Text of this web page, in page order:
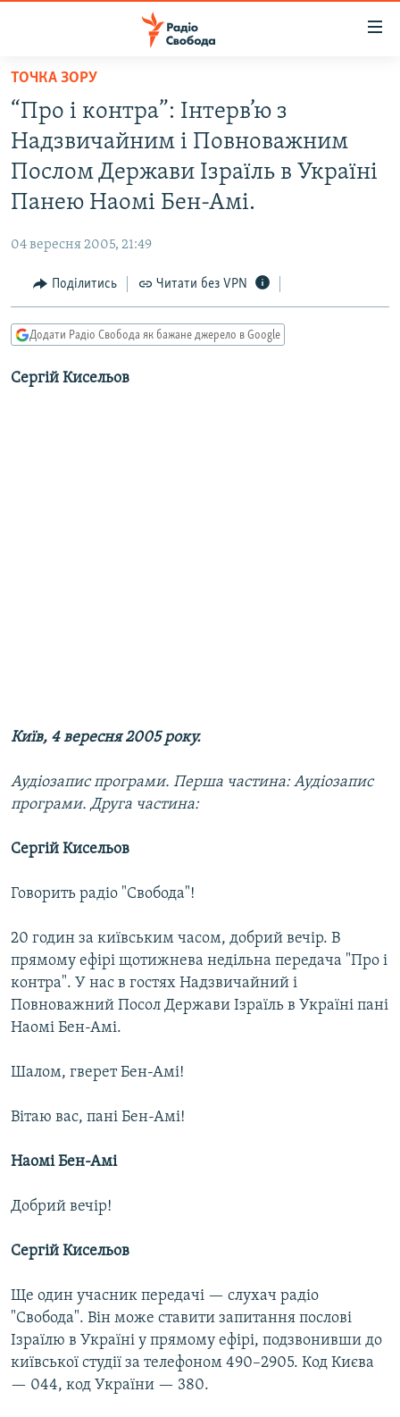
Перейти
основного
матеріалу
Перейти
до
основної
Перейти
пошуку
РАДІО СВОБОДА – 70 РОКІВ
ВСЕ ЗА ДОБУ
СТАТТІ
СУСПІЛЬСТВО
КУЛЬТУРА
СПОРТ
СВІТ
ВІЙНА
ДОНБАС.РЕАЛІЇ
КРИМ.РЕАЛІЇ
ТИ ЯК?
КИТАЙ.ВИКЛИКИ
Усі сайти RFE/RL
ТОЧКА ЗОРУ
“Про і контра”: Інтерв’ю з
Надзвичайним і Повноважним
Послом Держави Ізраїль в Україні
Панею Наомі Бен-Амі.
04 вересня 2005, 21:49
Поділитись Читати без VPN
Додати Радіо Свобода як бажане джерело в Google
Сергій Кисельов
Київ, 4 вересня 2005 року.
Аудіозапис програми. Перша частина: Аудіозапис
програми. Друга частина:
Сергій Кисельов
Говорить радіо "Свобода"!
20 годин за київським часом, добрий вечір. В
прямому ефірі щотижнева недільна передача "Про і
контра". У нас в гостях Надзвичайний і
Повноважний Посол Держави Ізраїль в Україні пані
Наомі Бен-Амі.
Шалом, гверет Бен-Амі!
Вітаю вас, пані Бен-Амі!
Наомі Бен-Амі
Добрий вечір!
Сергій Кисельов
Ще один учасник передачі — слухач радіо
"Свобода". Він може ставити запитання послові
Ізраїлю в Україні у прямому ефірі, подзвонивши до
київської студії за телефоном 490–2905. Код Києва
— 044, код України — 380.